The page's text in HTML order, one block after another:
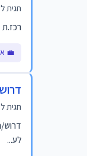
חגית
רכז.ת
💼
חגית
לע...